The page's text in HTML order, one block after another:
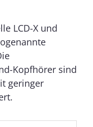
LCD-X und
Kopfhörer sind
geringer